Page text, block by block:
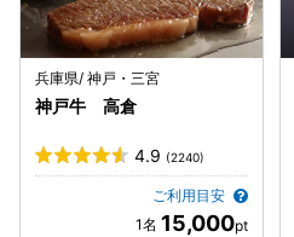
兵庫県/ 神戸・三宮
神戸牛 高倉
4.9 (2240)
ご利用目安
15,000